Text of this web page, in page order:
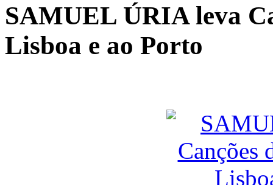
SAMUEL ÚRIA leva
Lisboa e ao Porto